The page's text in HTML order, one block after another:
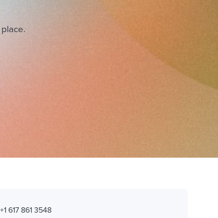
+1 617 861 3548